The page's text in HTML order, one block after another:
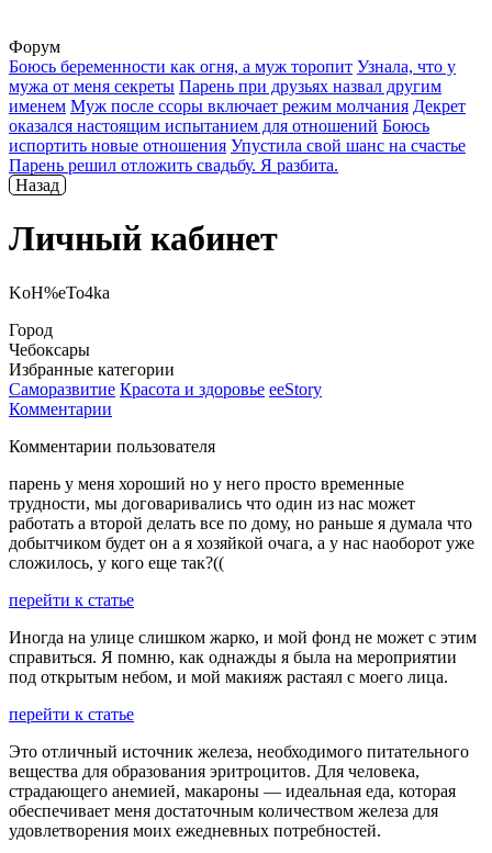
Форум
Боюсь беременности как огня, а муж торопит Узнала, что у
мужа от меня секреты Парень при друзьях назвал другим
именем Муж после ссоры включает режим молчания Декрет
оказался настоящим испытанием для отношений Боюсь
испортить новые отношения Упустила свой шанс на счастье
Парень решил отложить свадьбу. Я разбита.
Назад
Личный кабинет
KoH%eTo4ka
Город
Чебоксары
Избранные категории
Саморазвитие Красота и здоровье ееStory
Комментарии
Комментарии пользователя
парень у меня хороший но у него просто временные
трудности, мы договаривались что один из нас может
работать а второй делать все по дому, но раньше я думала что
добытчиком будет он а я хозяйкой очага, а у нас наоборот уже
сложилось, у кого еще так?((
перейти к статье
Иногда на улице слишком жарко, и мой фонд не может с этим
справиться. Я помню, как однажды я была на мероприятии
под открытым небом, и мой макияж растаял с моего лица.
перейти к статье
Это отличный источник железа, необходимого питательного
вещества для образования эритроцитов. Для человека,
страдающего анемией, макароны — идеальная еда, которая
обеспечивает меня достаточным количеством железа для
удовлетворения моих ежедневных потребностей.